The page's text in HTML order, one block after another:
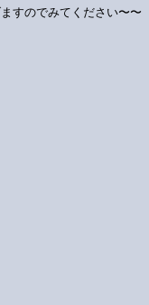
すのでみてください〜〜